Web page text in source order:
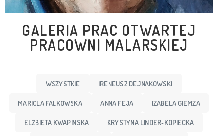
GALERIA PRAC OTWARTEJ
PRACOWNI MALARSKIEJ
WSZYSTKIE IRENEUSZ DEJNAKOWSKI
MARIOLA FALKOWSKA ANNA FEJA IZABELA GIEMZA
ELŻBIETA KWAPIŃSKA KRYSTYNA LINDER-KOPIECKA